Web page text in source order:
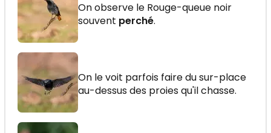
On observe le Rouge-queue noir
souvent perché.
On le voit parfois faire du sur-place
au-dessus des proies qu'il chasse.